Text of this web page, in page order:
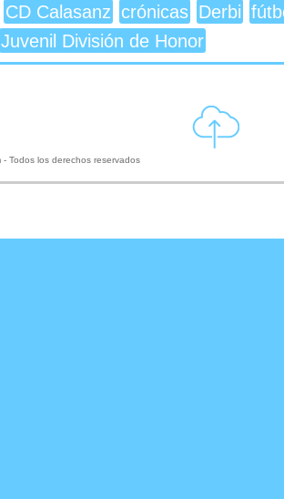
CD Calasanz crónicas Derbi
Juvenil División de Honor